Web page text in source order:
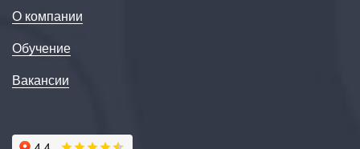
О компании
Обучение
Вакансии